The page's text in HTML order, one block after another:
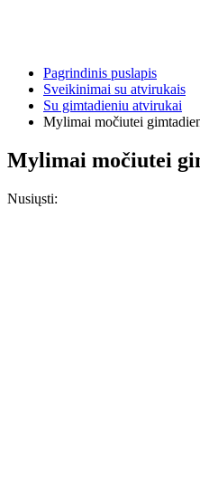
Pagrindinis puslapis
Sveikinimai su atvirukais
Su gimtadieniu atvirukai
Mylimai močiutei
Mylimai močiutei
Nusiųsti: